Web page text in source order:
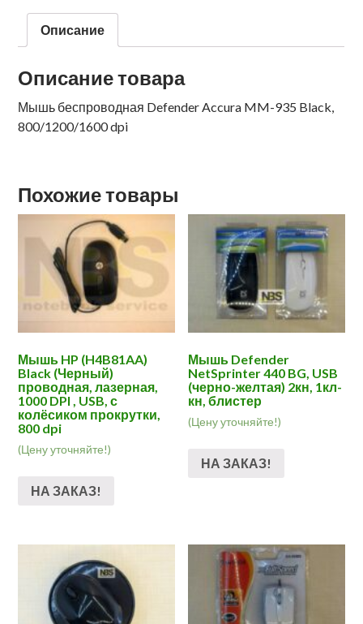
Описание
Описание товара
Мышь беспроводная Defender Accura MM-935 Black,
800/1200/1600 dpi
Похожие товары
Мышь HP (H4B81AA)
Black (Черный)
проводная, лазерная,
1000 DPI , USB, с
колёсиком прокрутки,
800 dpi
(Цену уточняйте!)
НА ЗАКАЗ!
Мышь Defender
NetSprinter 440 BG, USB
(черно-желтая) 2кн, 1кл-
кн, блистер
(Цену уточняйте!)
НА ЗАКАЗ!